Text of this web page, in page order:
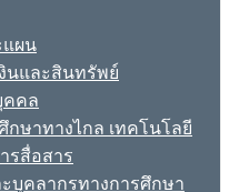
แผน
นและสินทรัพย์
คคล
กษาทางไกล เทคโนโลยี
รสื่อสาร
บุคลากรทางการศึกษา